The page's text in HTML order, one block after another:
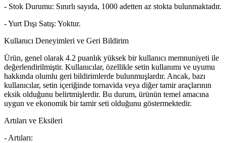
- Stok Durumu: Sınırlı sayıda, 1000 adetten az stokta bulunmaktadır.
- Yurt Dışı Satış: Yoktur.
Kullanıcı Deneyimleri ve Geri Bildirim
Ürün, genel olarak 4.2 puanlık yüksek bir kullanıcı memnuniyeti ile
değerlendirilmiştir. Kullanıcılar, özellikle setin kullanımı ve uyumu
hakkında olumlu geri bildirimlerde bulunmuşlardır. Ancak, bazı
kullanıcılar, setin içeriğinde tornavida veya diğer tamir araçlarının
eksik olduğunu belirtmişlerdir. Bu durum, ürünün temel amacına
uygun ve ekonomik bir tamir seti olduğunu göstermektedir.
Artıları ve Eksileri
- Artıları: